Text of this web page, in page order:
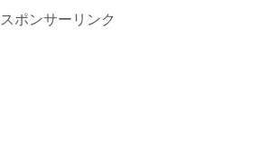
スポンサーリンク